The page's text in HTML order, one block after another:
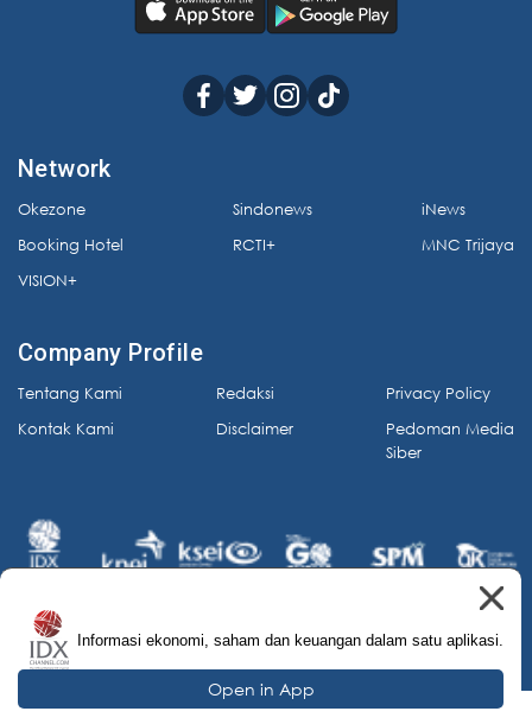
Network
Okezone
Booking Hotel
VISION+
Sindonews
RCTI+
iNews
MNC Trijaya
Company Profile
Tentang Kami
Kontak Kami
Redaksi
Disclaimer
Privacy Policy
Pedoman Media
Siber
© 2026 IDX Channel. All Rights Reserved.
Informasi ekonomi, saham dan keuangan dalam satu aplikasi.
Open in App